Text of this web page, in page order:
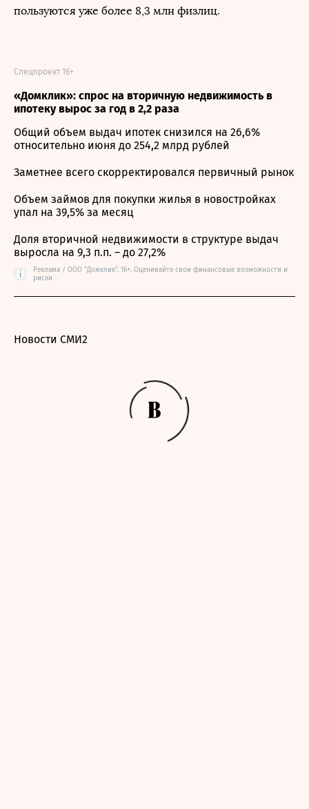
пользуются уже более 8,3 млн физлиц.
«Домклик»: спрос на вторичную недвижимость в
ипотеку вырос за год в 2,2 раза
Спецпроект 16+
Общий объем выдач ипотек снизился на 26,6%
относительно июня до 254,2 млрд рублей
Заметнее всего скорректировался первичный рынок
Объем займов для покупки жилья в новостройках
упал на 39,5% за месяц
Доля вторичной недвижимости в структуре выдач
выросла на 9,3 п.п. – до 27,2%
i
Реклама / ООО "Домклик". 16+. Оценивайте свои финансовые возможности и
риски
Новости СМИ2